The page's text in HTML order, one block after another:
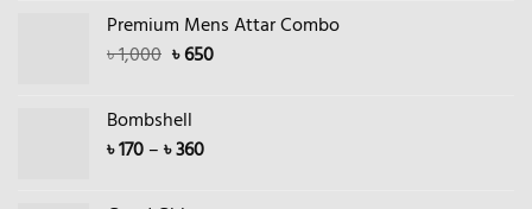
৳ 845.৳ 650.
Premium Mens Attar Combo
৳1,000 Original
৳ 1,000.
৳650Current
Bombshell
৳170–৳360Price